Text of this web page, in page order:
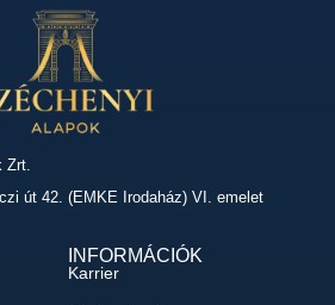
Zrt.
út 42. (EMKE Irodaház) VI. emelet
INFORMÁCIÓK
Karrier